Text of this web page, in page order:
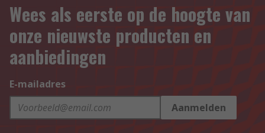
Wees als eerste op de hoogte van
onze nieuwste producten en
aanbiedingen
E-mailadres
Aanmelden